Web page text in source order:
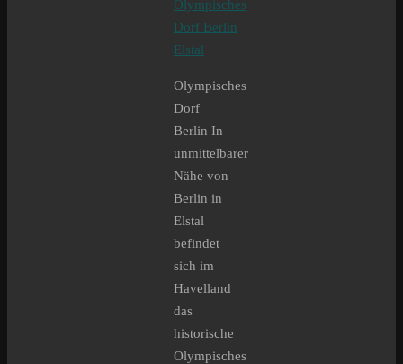
Olympisches
Dorf
Berlin In
unmittelbarer
Nähe von
Berlin in
Elstal
befindet
sich im
Havelland
das
historische
Olympisches